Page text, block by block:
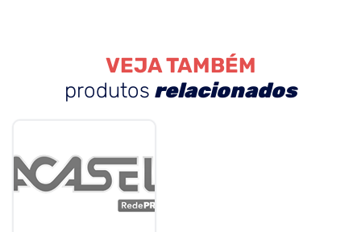
VEJA TAMBÉM
produtos relacionados